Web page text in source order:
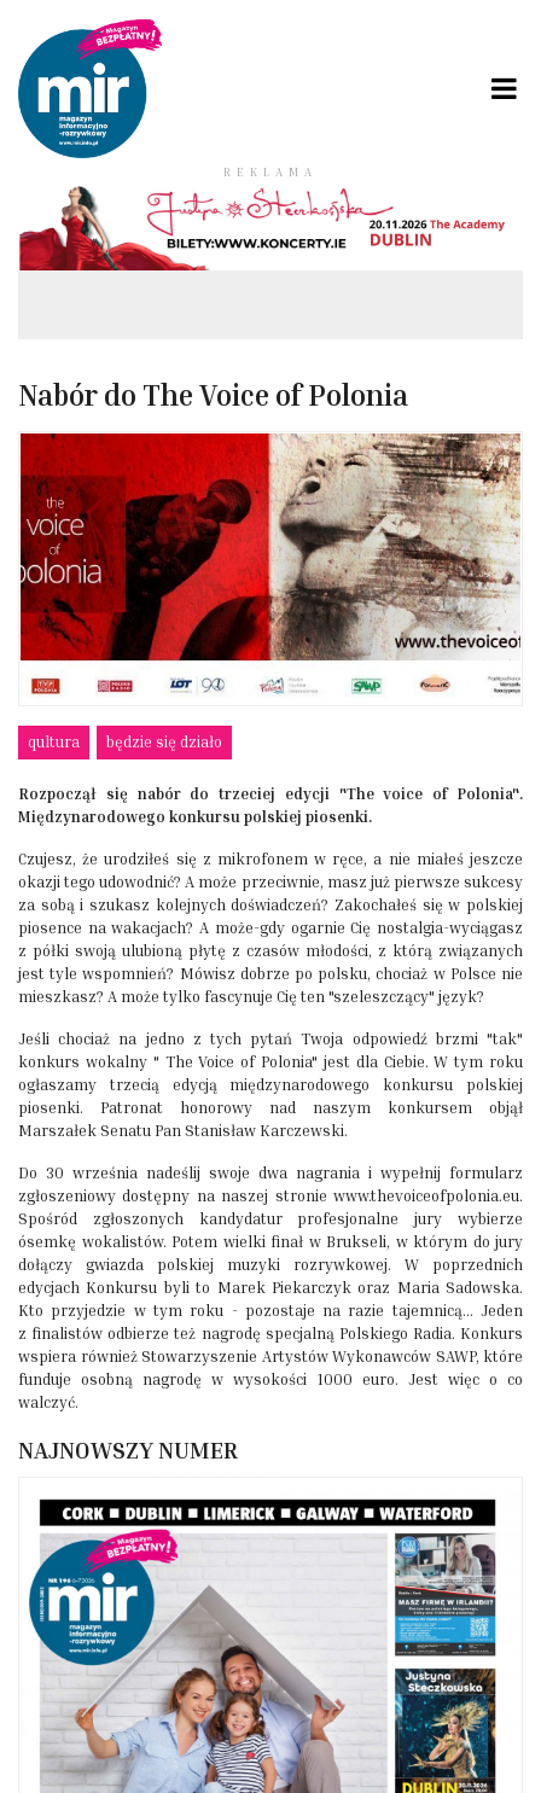
REKLAMA
Nabór do The Voice of Polonia
qultura będzie się działo
Rozpoczął się nabór do trzeciej edycji "The voice of Polonia".
Międzynarodowego konkursu polskiej piosenki.
Czujesz, że urodziłeś się z mikrofonem w ręce, a nie miałeś jeszcze
okazji tego udowodnić? A może przeciwnie, masz już pierwsze sukcesy
za sobą i szukasz kolejnych doświadczeń? Zakochałeś się w polskiej
piosence na wakacjach? A może-gdy ogarnie Cię nostalgia-wyciągasz
z półki swoją ulubioną płytę z czasów młodości, z którą związanych
jest tyle wspomnień? Mówisz dobrze po polsku, chociaż w Polsce nie
mieszkasz? A może tylko fascynuje Cię ten "szeleszczący" język?
Jeśli chociaż na jedno z tych pytań Twoja odpowiedź brzmi "tak"
konkurs wokalny " The Voice of Polonia" jest dla Ciebie. W tym roku
ogłaszamy trzecią edycją międzynarodowego konkursu polskiej
piosenki. Patronat honorowy nad naszym konkursem objął
Marszałek Senatu Pan Stanisław Karczewski.
Do 30 września nadeślij swoje dwa nagrania i wypełnij formularz
zgłoszeniowy dostępny na naszej stronie www.thevoiceofpolonia.eu.
Spośród zgłoszonych kandydatur profesjonalne jury wybierze
ósemkę wokalistów. Potem wielki finał w Brukseli, w którym do jury
dołączy gwiazda polskiej muzyki rozrywkowej. W poprzednich
edycjach Konkursu byli to Marek Piekarczyk oraz Maria Sadowska.
Kto przyjedzie w tym roku - pozostaje na razie tajemnicą... Jeden
z finalistów odbierze też nagrodę specjalną Polskiego Radia. Konkurs
wspiera również Stowarzyszenie Artystów Wykonawców SAWP, które
funduje osobną nagrodę w wysokości 1000 euro. Jest więc o co
walczyć.
NAJNOWSZY NUMER